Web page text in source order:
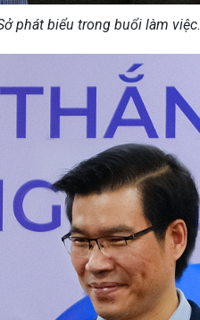
phát biểu trong buổi làm việc.